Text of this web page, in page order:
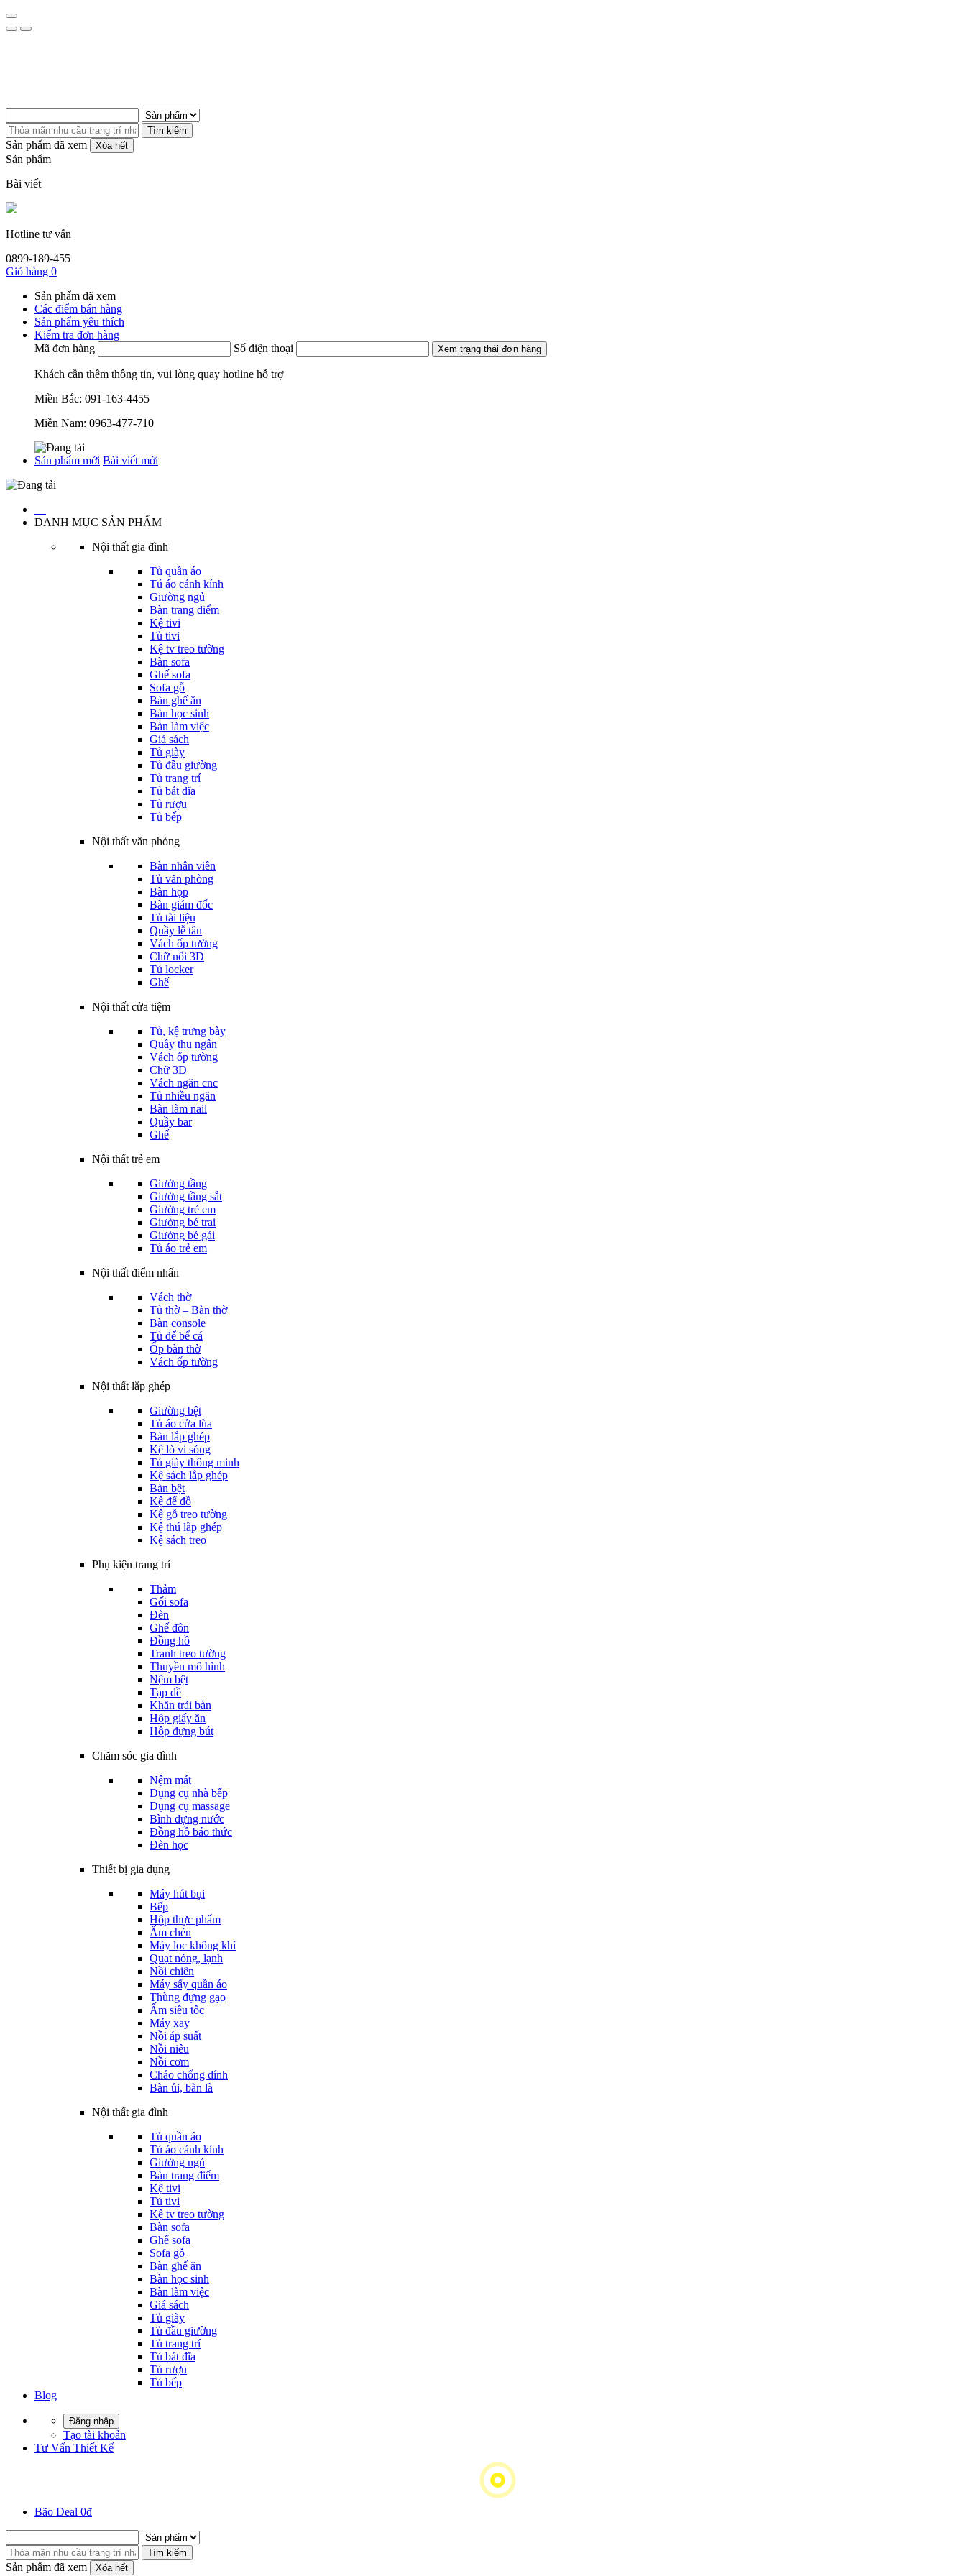
Tìm kiếm
Sản phẩm đã xem Xóa hết
Sản phẩm
Bài viết
Hotline tư vấn
0899-189-455
Giỏ hàng 0
Sản phẩm đã xem
Các điểm bán hàng
Sản phẩm yêu thích
Kiểm tra đơn hàng
Mã đơn hàng
Số điện thoại Xem trạng thái đơn hàng
Khách cần thêm thông tin, vui lòng quay hotline hỗ trợ
Miền Bắc: 091-163-4455
Miền Nam: 0963-477-710
Sản phẩm mới Bài viết mới
DANH MỤC SẢN PHẨM
Nội thất gia đình
Tủ quần áo
Tú áo cánh kính
Giường ngủ
Bàn trang điểm
Kệ tivi
Tủ tivi
Kệ tv treo tường
Bàn sofa
Ghế sofa
Sofa gỗ
Bàn ghế ăn
Bàn học sinh
Bàn làm việc
Giá sách
Tủ giày
Tủ đầu giường
Tủ trang trí
Tủ bát đĩa
Tủ rượu
Tủ bếp
Nội thất văn phòng
Bàn nhân viên
Tủ văn phòng
Bàn họp
Bàn giám đốc
Tủ tài liệu
Quầy lễ tân
Vách ốp tường
Chữ nổi 3D
Tủ locker
Ghế
Nội thất cửa tiệm
Tủ, kệ trưng bày
Quầy thu ngân
Vách ốp tường
Chữ 3D
Vách ngăn cnc
Tủ nhiều ngăn
Bàn làm nail
Quầy bar
Ghế
Nội thất trẻ em
Giường tầng
Giường tầng sắt
Giường trẻ em
Giường bé trai
Giường bé gái
Tủ áo trẻ em
Nội thất điểm nhấn
Vách thờ
Tủ thờ – Bàn thờ
Bàn console
Tủ để bể cá
Ốp bàn thờ
Vách ốp tường
Nội thất lắp ghép
Giường bệt
Tủ áo cửa lùa
Bàn lắp ghép
Kệ lò vi sóng
Tủ giày thông minh
Kệ sách lắp ghép
Bàn bệt
Kệ để đồ
Kệ gỗ treo tường
Kệ thú lắp ghép
Kệ sách treo
Phụ kiện trang trí
Thảm
Gối sofa
Đèn
Ghế đôn
Đồng hồ
Tranh treo tường
Thuyền mô hình
Nệm bệt
Tạp dề
Khăn trải bàn
Hộp giấy ăn
Hộp đựng bút
Chăm sóc gia đình
Nệm mát
Dụng cụ nhà bếp
Dụng cụ massage
Bình đựng nước
Đồng hồ báo thức
Đèn học
Thiết bị gia dụng
Máy hút bụi
Bếp
Hộp thực phẩm
Ấm chén
Máy lọc không khí
Quạt nóng, lạnh
Nồi chiên
Máy sấy quần áo
Thùng đựng gạo
Ấm siêu tốc
Máy xay
Nồi áp suất
Nồi niêu
Nồi cơm
Chảo chống dính
Bàn ủi, bàn là
Nội thất gia đình
Tủ quần áo
Tú áo cánh kính
Giường ngủ
Bàn trang điểm
Kệ tivi
Tủ tivi
Kệ tv treo tường
Bàn sofa
Ghế sofa
Sofa gỗ
Bàn ghế ăn
Bàn học sinh
Bàn làm việc
Giá sách
Tủ giày
Tủ đầu giường
Tủ trang trí
Tủ bát đĩa
Tủ rượu
Tủ bếp
Blog
Đăng nhập
Tạo tài khoản
Tư Vấn Thiết Kế
Bão Deal 0đ
Tìm kiếm
Sản phẩm đã xem Xóa hết